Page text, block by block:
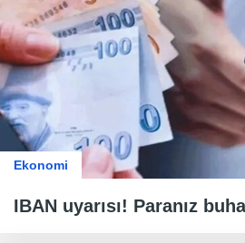
Ekonomi
IBAN uyarısı! Paranız